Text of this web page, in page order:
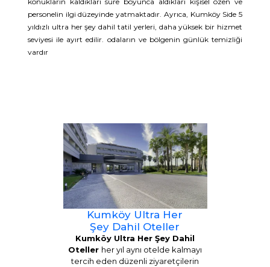
personelin ilgi düzeyinde yatmaktadır. Ayrıca, Kumköy Side 5
yıldızlı ultra her şey dahil tatil yerleri, daha yüksek bir hizmet
seviyesi ile ayırt edilir. odaların ve bölgenin günlük temizliği
vardır
Kumköy Ultra Her
Şey Dahil Oteller
Kumköy Ultra Her Şey Dahil
Oteller her yıl aynı otelde kalmayı
tercih eden düzenli ziyaretçilerin